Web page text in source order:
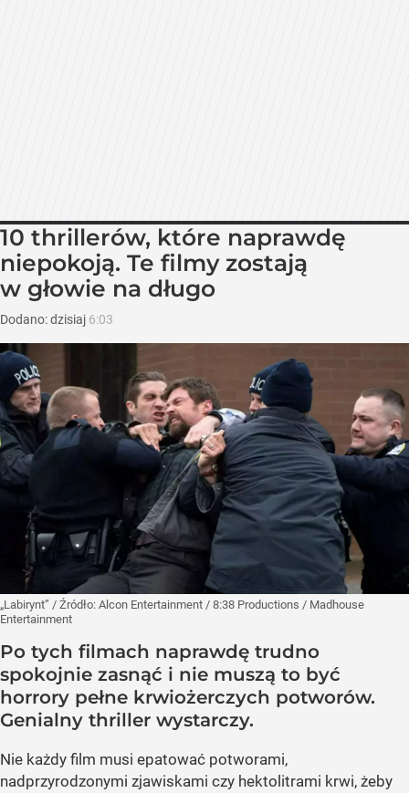
10 thrillerów, które naprawdę
niepokoją. Te filmy zostają
w głowie na długo
Dodano:dzisiaj 6:03
„Labirynt” / Źródło: Alcon Entertainment / 8:38 Productions / Madhouse
Entertainment
Po tych filmach naprawdę trudno
spokojnie zasnąć i nie muszą to być
horrory pełne krwiożerczych potworów.
Genialny thriller wystarczy.
Nie każdy film musi epatować potworami,
nadprzyrodzonymi zjawiskami czy hektolitrami krwi, żeby